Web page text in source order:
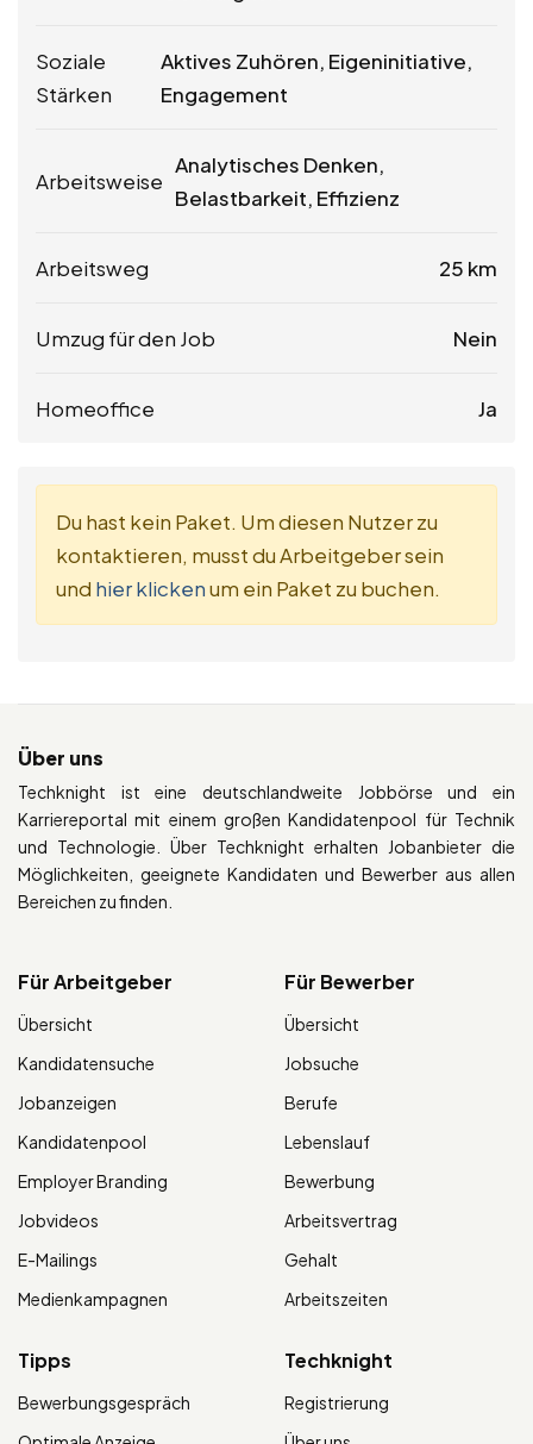
Soziale
Stärken
Aktives Zuhören, Eigeninitiative,
Engagement
Arbeitsweise
Analytisches Denken,
Belastbarkeit, Effizienz
Arbeitsweg 25 km
Umzug für den Job Nein
Homeoffice Ja
Du hast kein Paket. Um diesen Nutzer zu
kontaktieren, musst du Arbeitgeber sein
und hier klickenum ein Paket zu buchen.
Über uns
Techknight ist eine deutschlandweite Jobbörse und ein
Karriereportal mit einem großen Kandidatenpool für Technik
und Technologie. Über Techknight erhalten Jobanbieter die
Möglichkeiten, geeignete Kandidaten und Bewerber aus allen
Bereichen zu finden.
Für Arbeitgeber
Übersicht
Kandidatensuche
Jobanzeigen
Kandidatenpool
Employer Branding
Jobvideos
E-Mailings
Medienkampagnen
Für Bewerber
Übersicht
Jobsuche
Berufe
Lebenslauf
Bewerbung
Arbeitsvertrag
Gehalt
Arbeitszeiten
Tipps
Bewerbungsgespräch
Techknight
Registrierung